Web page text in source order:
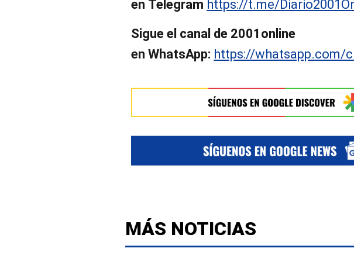
en Telegram https://t.me/
Sigue el canal de 2001online
en WhatsApp: https://whatsapp.com/
MÁS NOTICIAS